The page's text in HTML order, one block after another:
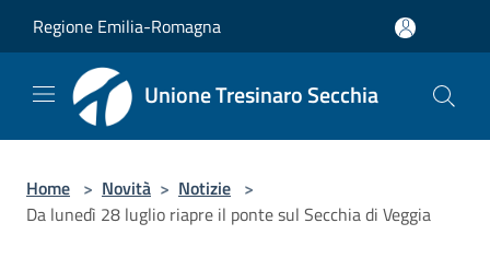
Regione Emilia-Romagna
Unione Tresinaro Secchia
Home > Novità > Notizie >
Da lunedì 28 luglio riapre il ponte sul Secchia di Veggia